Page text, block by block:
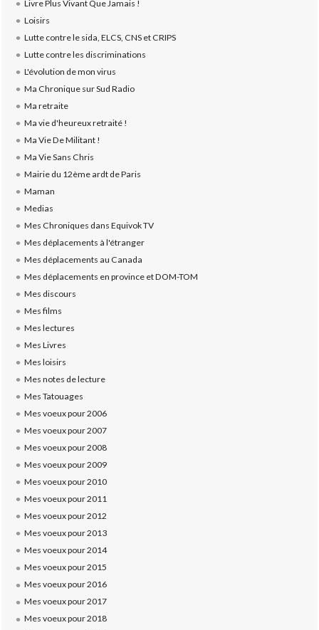
Livre Plus Vivant Que Jamais !
Loisirs
Lutte contre le sida, ELCS, CNS et CRIPS
Lutte contre les discriminations
L'évolution de mon virus
Ma Chronique sur Sud Radio
Ma retraite
Ma vie d'heureux retraité !
Ma Vie De Militant !
Ma Vie Sans Chris
Mairie du 12ème ardt de Paris
Maman
Medias
Mes Chroniques dans Equivok TV
Mes déplacements à l'étranger
Mes déplacements au Canada
Mes déplacements en province et DOM-TOM
Mes discours
Mes films
Mes lectures
Mes Livres
Mes loisirs
Mes notes de lecture
Mes Tatouages
Mes voeux pour 2006
Mes voeux pour 2007
Mes voeux pour 2008
Mes voeux pour 2009
Mes voeux pour 2010
Mes voeux pour 2011
Mes voeux pour 2012
Mes voeux pour 2013
Mes voeux pour 2014
Mes voeux pour 2015
Mes voeux pour 2016
Mes voeux pour 2017
Mes voeux pour 2018